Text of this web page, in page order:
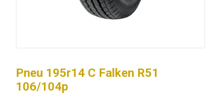
Pneu 195r14 C Falken R51
106/104p